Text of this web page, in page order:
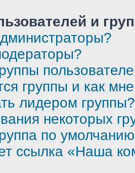
и
группы и как
лидером группы?
некоторых
по
ссылка «Наша